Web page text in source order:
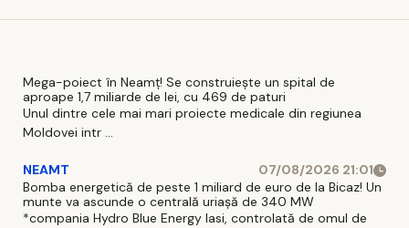
Mega-poiect în Neamț! Se construiește un spital de
aproape 1,7 miliarde de lei, cu 469 de paturi
Unul dintre cele mai mari proiecte medicale din regiunea
Moldovei intr ...
NEAMT
07/08/2026 21:01
Bomba energetică de peste 1 miliard de euro de la Bicaz! Un
munte va ascunde o centrală uriașă de 340 MW
*compania Hydro Blue Energy Iasi, controlată de omul de